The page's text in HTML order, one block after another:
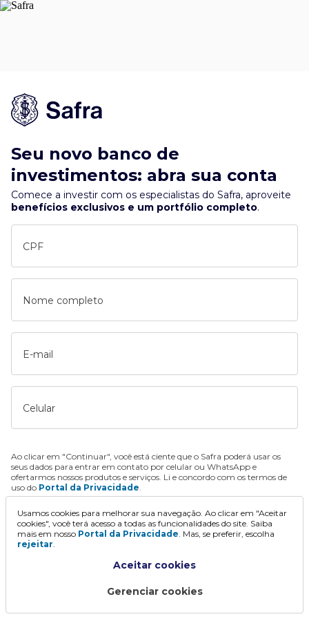
Seu novo banco de
investimentos: abra sua conta
Comece a investir com os especialistas do Safra, aproveite
benefícios exclusivos e um portfólio completo.
CPF
Nome completo
E-mail
Celular
Ao clicar em "Continuar", você está ciente que o Safra poderá usar os
seus dados para entrar em contato por celular ou WhatsApp e
ofertarmos nossos produtos e serviços. Li e concordo com os termos de
uso do Portal da Privacidade.
Continuar
Usamos cookies para melhorar sua navegação. Ao clicar em "Aceitar
cookies", você terá acesso a todas as funcionalidades do site. Saiba
mais em nosso Portal da Privacidade. Mas, se preferir, escolha
rejeitar.
Aceitar cookies
Gerenciar cookies